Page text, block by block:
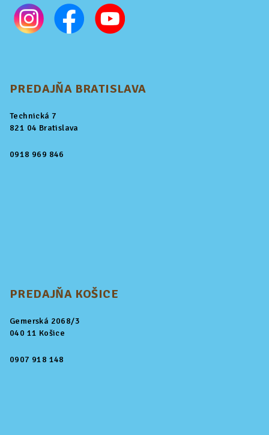
PREDAJŇA BRATISLAVA
Technická 7
821 04 Bratislava
0918 969 846
PREDAJŇA KOŠICE
Gemerská 2068/3
040 11 Košice
0907 918 148